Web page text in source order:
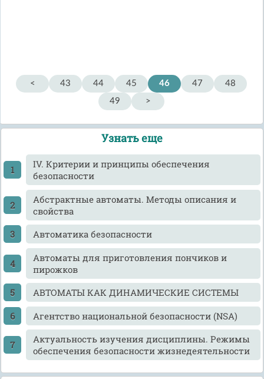
< 43 44 45 46 47
48
49
>
Узнать еще
IV. Критерии и принципы обеспечения
безопасности
Абстрактные автоматы. Методы описания и
свойства
Автоматика безопасности
Автоматы для приготовления пончиков и
пирожков
АВТОМАТЫ КАК ДИНАМИЧЕСКИЕ СИСТЕМЫ
Агентство национальной безопасности (NSA)
Актуальность изучения дисциплины. Режимы
обеспечения безопасности жизнедеятельности